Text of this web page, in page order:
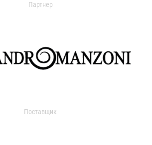
Партнер
Поставщик